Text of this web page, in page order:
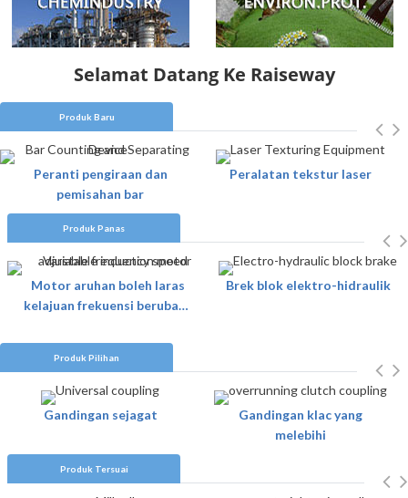
Selamat Datang Ke Raiseway
Produk Baru
Peranti pengiraan dan
pemisahan bar
Peralatan tekstur laser
Produk Panas
Motor aruhan boleh laras
kelajuan frekuensi berubah-
Brek blok elektro-hidraulik
Produk Pilihan
Gandingan sejagat
Gandingan klac yang
melebihi
Produk Tersuai